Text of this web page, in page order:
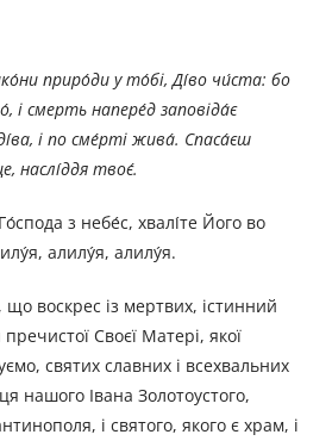
приро́ди у то́бі, Ді́во чи́ста: бо
і смерть напере́д заповіда́є
і по сме́рті жива́. Спаса́єш
наслі́ддя твоє́.
з небе́с, хвалі́те Його во
алилу́я, алилу́я.
що воскрес із мертвих, істинний
Своєї Матері, якої
святих славних і всехвальних
нашого Івана Золотоустого,
і святого, якого є храм, і